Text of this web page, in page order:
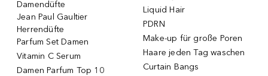
Damendüfte
Jean Paul Gaultier
Herrendüfte
Parfum Set Damen
Vitamin C Serum
Damen Parfum Top 10
Liquid Hair
PDRN
Make-up für große Poren
Haare jeden Tag waschen
Curtain Bangs